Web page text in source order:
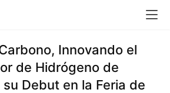
Innovando el
de Hidrógeno de
Debut en la Feria de